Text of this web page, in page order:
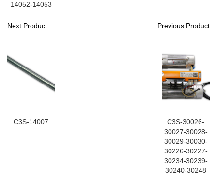
14052-14053
Next Product
C3S-14007
Previous Product
C3S-30026-
30027-30028-
30029-30030-
30226-30227-
30234-30239-
30240-30248